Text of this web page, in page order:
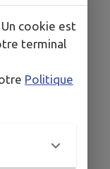
C'est
de 275
Prieuré se St
vallée était
cookie est
terminal
Politique